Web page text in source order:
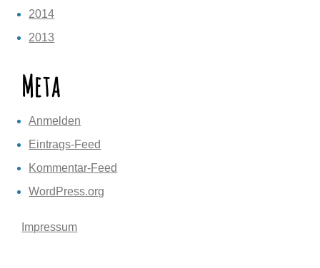
2014
2013
Meta
Anmelden
Eintrags-Feed
Kommentar-Feed
WordPress.org
Impressum